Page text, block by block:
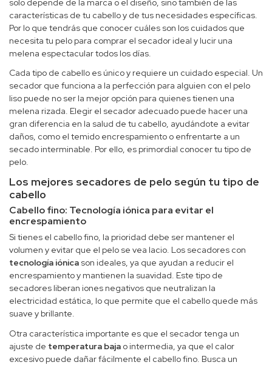
solo depende de la marca o el diseño, sino también de las
características de tu cabello y de tus necesidades específicas.
Por lo que tendrás que conocer cuáles son los cuidados que
necesita tu pelo para comprar el secador ideal y lucir una
melena espectacular todos los días.
Cada tipo de cabello es único y requiere un cuidado especial. Un
secador que funciona a la perfección para alguien con el pelo
liso puede no ser la mejor opción para quienes tienen una
melena rizada. Elegir el secador adecuado puede hacer una
gran diferencia en la salud de tu cabello, ayudándote a evitar
daños, como el temido encrespamiento o enfrentarte a un
secado interminable. Por ello, es primordial conocer tu tipo de
pelo.
Los mejores secadores de pelo según tu tipo de
cabello
Cabello fino: Tecnología iónica para evitar el
encrespamiento
Si tienes el cabello fino, la prioridad debe ser mantener el
volumen y evitar que el pelo se vea lacio. Los secadores con
tecnología iónica son ideales, ya que ayudan a reducir el
encrespamiento y mantienen la suavidad. Este tipo de
secadores liberan iones negativos que neutralizan la
electricidad estática, lo que permite que el cabello quede más
suave y brillante.
Otra característica importante es que el secador tenga un
ajuste de temperatura baja o intermedia, ya que el calor
excesivo puede dañar fácilmente el cabello fino. Busca un